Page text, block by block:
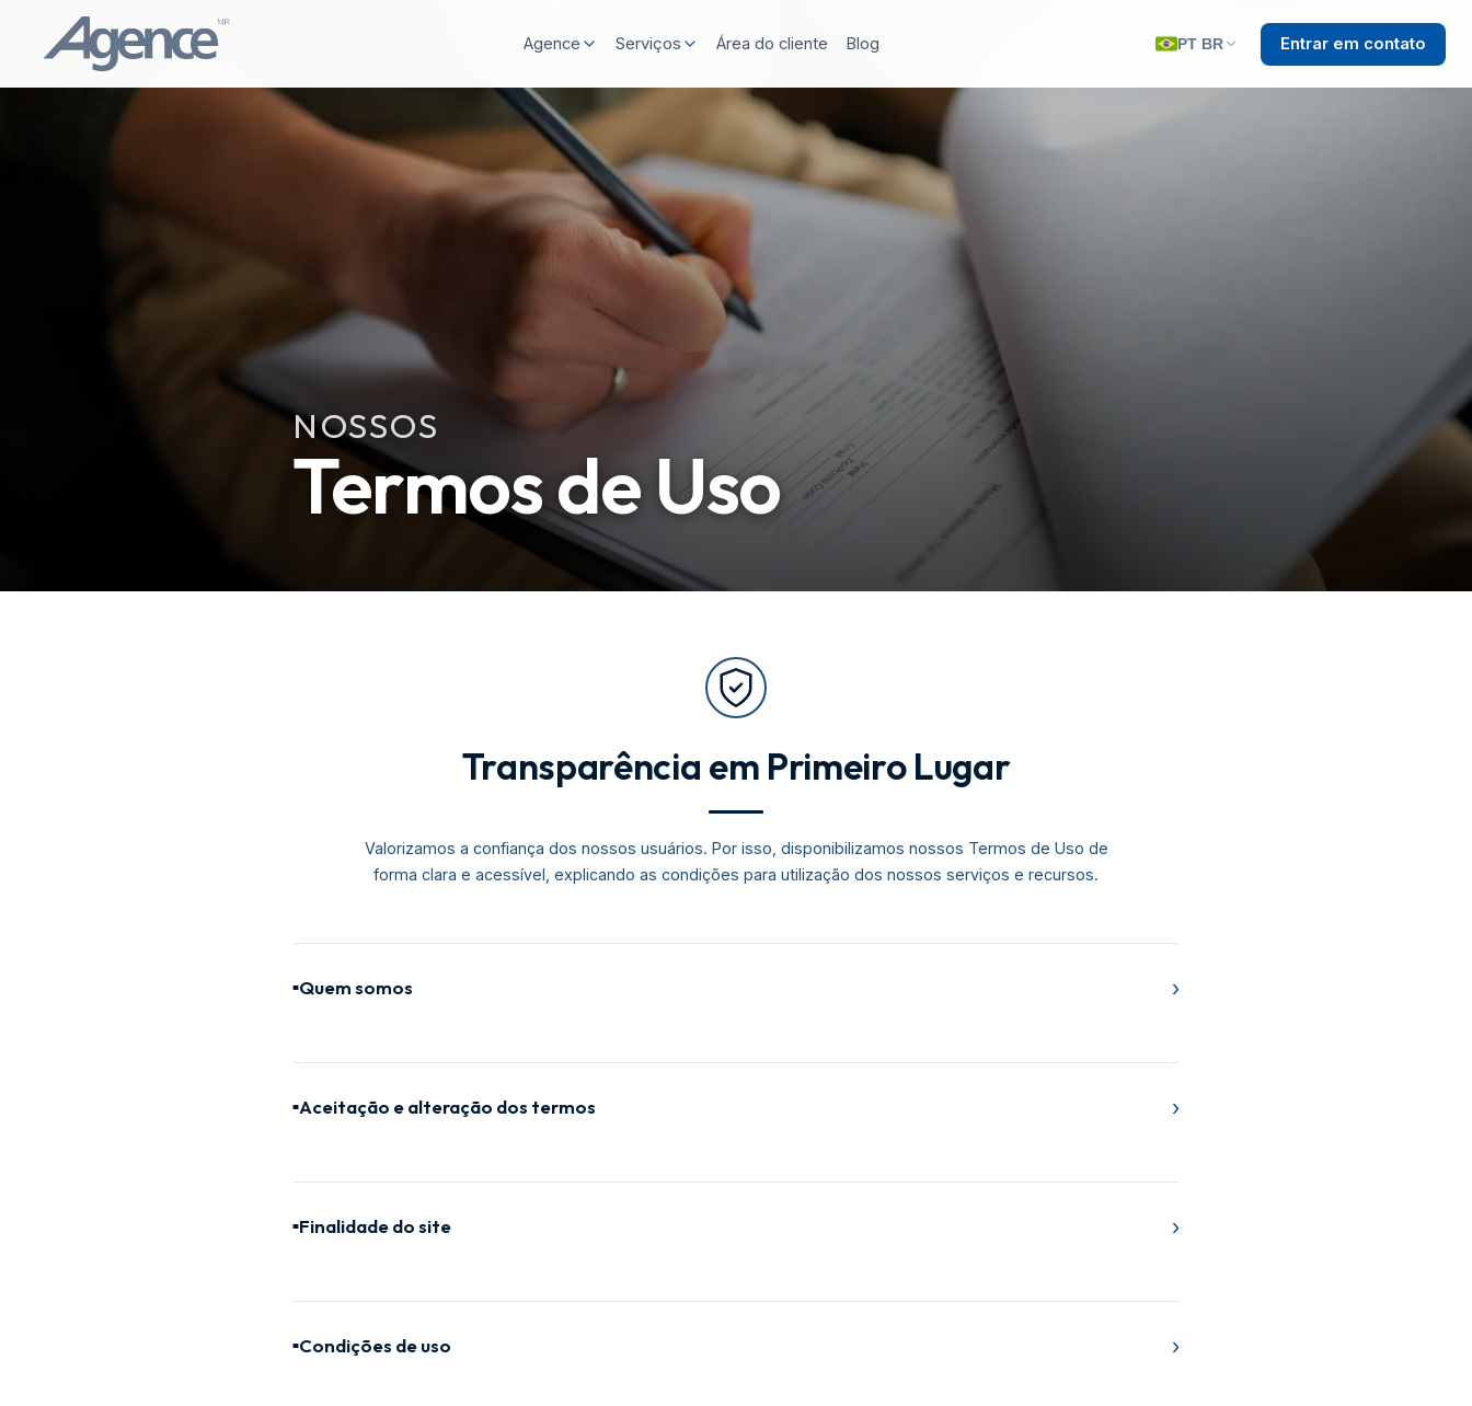
Agence Serviços Área do cliente Blog PT BR Entrar em contato
NOSSOS
Termos de Uso
Transparência em Primeiro Lugar
Valorizamos a confiança dos nossos usuários. Por isso, disponibilizamos nossos Termos de Uso de
forma clara e acessível, explicando as condições para utilização dos nossos serviços e recursos.
■Quem somos ›
■Aceitação e alteração dos termos ›
■Finalidade do site ›
■Condições de uso ›